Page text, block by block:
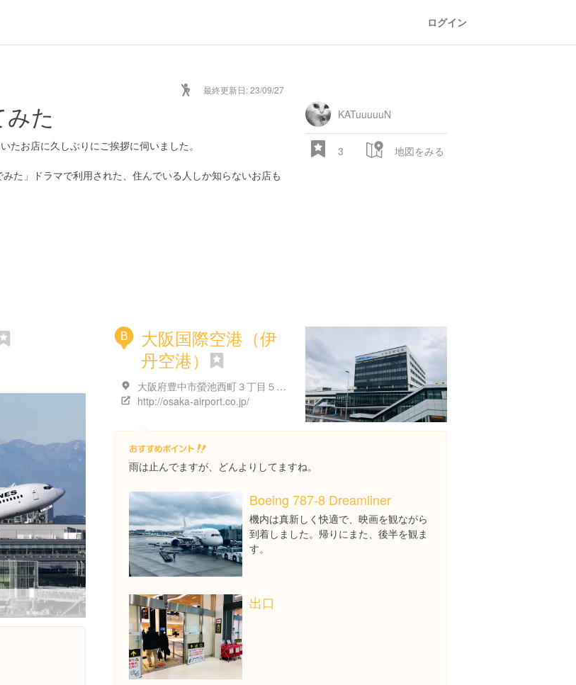
ログイン
最終更新日: 23/09/27
た
たお店に久しぶりにご挨拶に伺いました。
た」ドラマで利用された、住んでいる人しか知らないお店も
KATuuuuuN
3 地図をみる
B
大阪国際空港（伊
丹空港）
大阪府豊中市螢池西町３丁目５５５
http://osaka-airport.co.jp/
雨は止んでますが、どんよりしてますね。
Boeing 787-8 Dreamliner
機内は真新しく快適で、映画を観ながら
到着しました。帰りにまた、後半を観ま
す。
出口